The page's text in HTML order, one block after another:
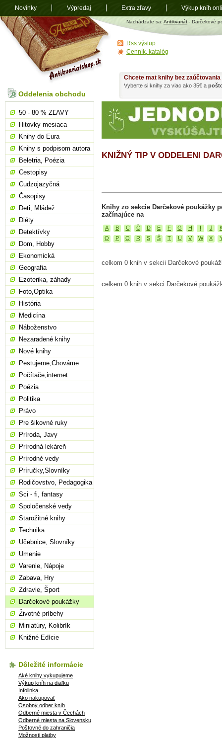
Antikvariát
shop.sk
Nachádzate sa: Antikvariát - Darčekové
KNIŽNÝ TIP V ODDELENI
Knihy zo sekcie Darčekové poukážky
začínajúce na
A B C Č D E F G H I J
O
P Q R S Š T U V W X
celkom 0 knih v sekcii Darčekové
celkem 0 knih v sekci Darčekové
Chcete mat knihy bez
Vyberte si knihy za viac ako 35€ a
Oddelenia obchodu
50 - 80 % ZĽAVY
Hitovky mesiaca
Knihy do Eura
Knihy s podpisom autora
Beletria, Poézia
Cestopisy
Cudzojazyčná
Časopisy
Deti, Mládež
Diéty
Detektívky
Dom, Hobby
Ekonomická
Geografia
Ezoterika, záhady
Foto,Optika
História
Medicína
Náboženstvo
Nezaradené knihy
Nové knihy
Pestujeme,Chováme
Počítače,internet
Poézia
Politika
Právo
Pre šikovné ruky
Príroda, Javy
Prírodná lekáreň
Prírodné vedy
Príručky,Slovníky
Rodičovstvo, Pedagogika
Sci - fi, fantasy
Spoločenské vedy
Starožitné knihy
Technika
Učebnice, Slovníky
Umenie
Varenie, Nápoje
Zabava, Hry
Zdravie, Šport
Darčekové poukážky
Životné príbehy
Miniatúry, Kolibrík
Knižné Edície
Dôležité informácie
Aké knihy vykupujeme
Výkup kníh na diaľku
Infolinka
Ako nakupovať
Osobný odber kníh
Odberné miesta v Čechách
Odberné miesta na Slovensku
Poštovné do zahraničia
Možnosti platby
Rss výstup
Cenník, katalóg
Novinky Výpredaj Extra zľavy Výkup kníh